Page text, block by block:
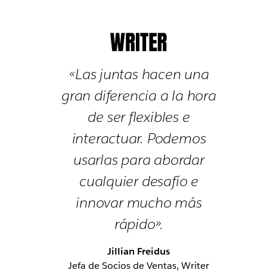
«Las juntas hacen una
gran diferencia a la hora
de ser flexibles e
interactuar. Podemos
usarlas para abordar
cualquier desafío e
innovar mucho más
rápido».
Jillian Freidus
Jefa de Socios de Ventas, Writer